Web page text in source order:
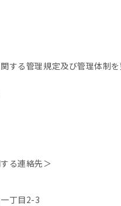
する管理規定及び管理体制
る連絡先＞
丁目2-3